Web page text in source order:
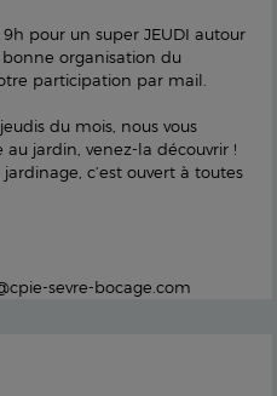
pour un super JEUDI autour
organisation du
participation par mail.
du mois, nous vous
jardin, venez-la découvrir !
c’est ouvert à toutes
sevre-bocage.com